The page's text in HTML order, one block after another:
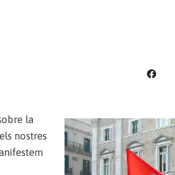
la
nostres